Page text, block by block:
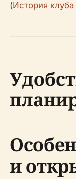
(История клуба
и